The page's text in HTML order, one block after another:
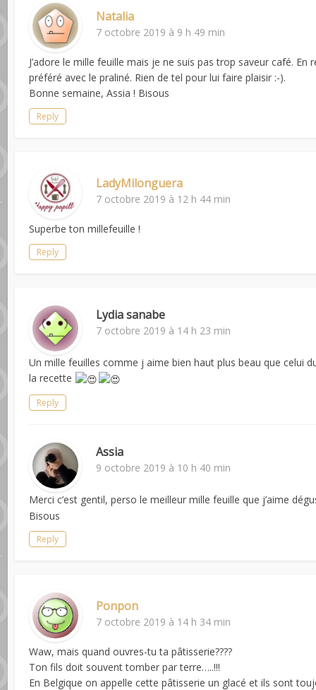
Natalia
7 octobre 2019 à 9 h 49 min
J’adore le mille feuille mais je ne suis pas trop saveur café.
préféré avec le praliné. Rien de tel pour lui faire plaisir :-).
Bonne semaine, Assia ! Bisous
Reply
LadyMilonguera
7 octobre 2019 à 12 h 44 min
Superbe ton millefeuille !
Reply
Lydia sanabe
7 octobre 2019 à 14 h 23 min
Un mille feuilles comme j aime bien haut plus beau que celui
la recette
Reply
Assia
9 octobre 2019 à 10 h 40 min
Merci c’est gentil, perso le meilleur mille feuille que j’aime
Bisous
Reply
Ponpon
7 octobre 2019 à 14 h 34 min
Waw, mais quand ouvres-tu ta pâtisserie????
Ton fils doit souvent tomber par terre…..!!!
En Belgique on appelle cette pâtisserie un glacé et ils sont